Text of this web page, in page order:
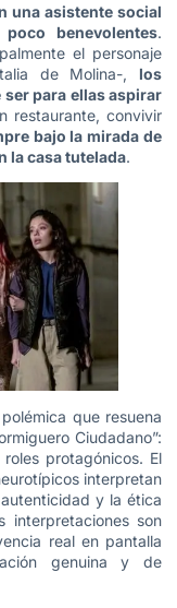
una asistente social
benevolentes.
el personaje
de Molina-, los
para ellas aspirar
restaurante, convivir
bajo la mirada de
la casa tutelada.
que resuena
Ciudadano”:
protagónicos. El
interpretan
y la ética
interpretaciones son
real en pantalla
genuina y de